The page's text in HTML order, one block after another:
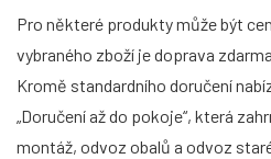
Pro některé produkty může být
vybraného zboží je doprava
Kromě standardního doručení
„Doručení až do pokoje“, která
montáž, odvoz obalů a odvoz